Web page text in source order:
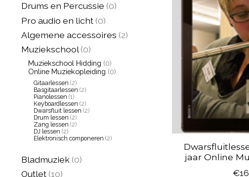
Drums en Percussie (0)
Pro audio en licht (0)
Algemene accessoires (2)
Muziekschool (0)
Muziekschool Hidding (0)
Online Muziekopleiding (0)
Gitaarlessen(2)
Basgitaarlessen (2)
Pianolessen (1)
Keyboardlessen (2)
Dwarsfluit lessen (2)
Drum lessen (2)
Zang lessen(2)
DJ lessen (2)
Elektronisch componeren (2)
Bladmuziek (0)
Outlet (10)
jaar Online